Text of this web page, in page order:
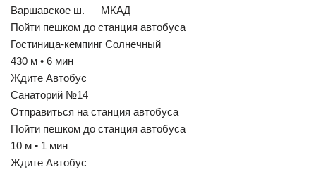
Варшавское ш. — МКАД
Пойти пешком до станция автобуса
Гостиница-кемпинг Солнечный
430 м • 6 мин
Ждите Автобус
Санаторий №14
Отправиться на станция автобуса
Пойти пешком до станция автобуса
10 м • 1 мин
Ждите Автобус